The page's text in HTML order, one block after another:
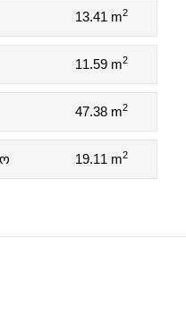
13.41 m2
11.59 m2
47.38 m2
19.11 m2